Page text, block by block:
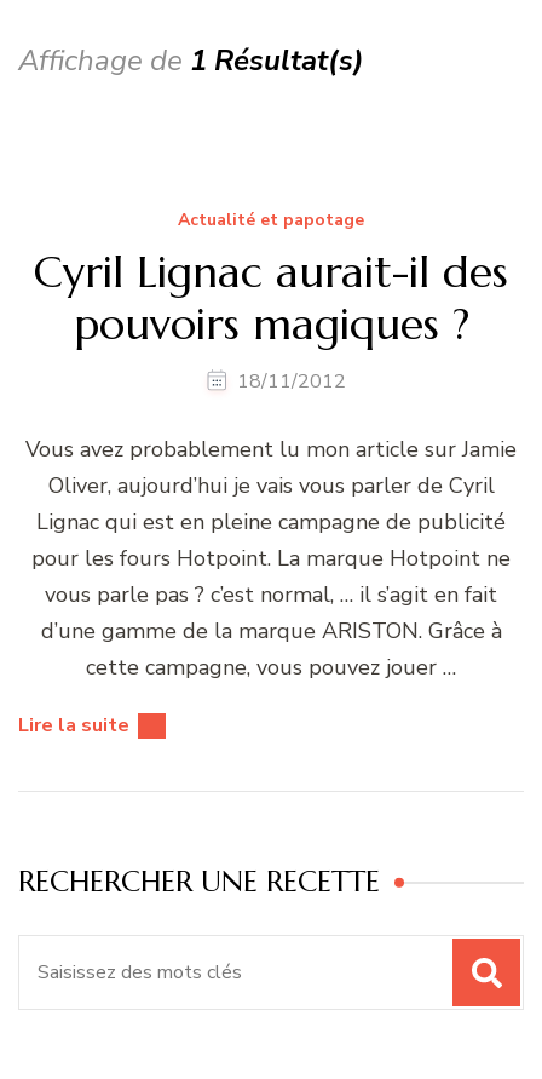
Affichage de 1 Résultat(s)
Actualité et papotage
Cyril Lignac aurait-il des
pouvoirs magiques ?
18/11/2012
Vous avez probablement lu mon article sur Jamie
Oliver, aujourd’hui je vais vous parler de Cyril
Lignac qui est en pleine campagne de publicité
pour les fours Hotpoint. La marque Hotpoint ne
vous parle pas ? c’est normal, … il s’agit en fait
d’une gamme de la marque ARISTON. Grâce à
cette campagne, vous pouvez jouer …
Lire la suite
RECHERCHER UNE RECETTE